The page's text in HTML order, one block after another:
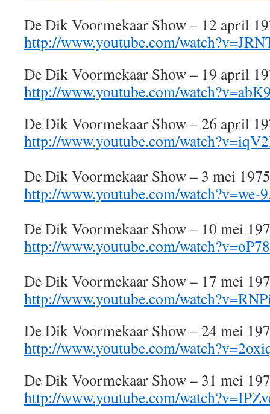
De Dik Voormekaar Show – 12 april
http://www.youtube.com/
De Dik Voormekaar Show – 19 april
http://www.youtube.com/
De Dik Voormekaar Show – 26 april
http://www.youtube.com/
De Dik Voormekaar Show – 3 mei 1975
http://www.youtube.com/watch?v=we-
De Dik Voormekaar Show – 10 mei
http://www.youtube.com/
De Dik Voormekaar Show – 17 mei
http://www.youtube.com/
De Dik Voormekaar Show – 24 mei
http://www.youtube.com/
De Dik Voormekaar Show – 31 mei
http://www.youtube.com/